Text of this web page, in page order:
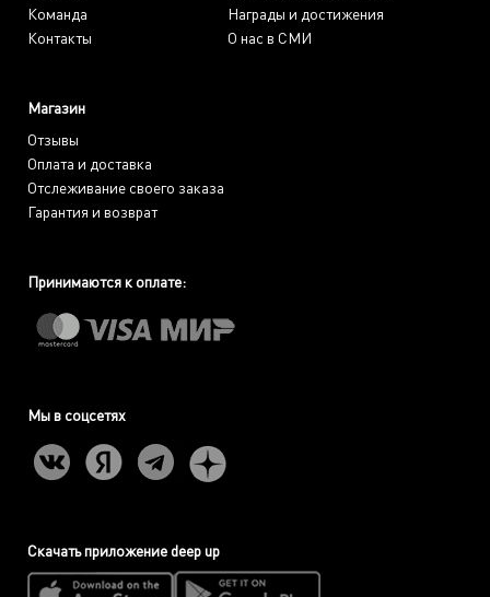
Команда
Контакты
Награды и достижения
О нас в СМИ
Магазин
Отзывы
Оплата и доставка
Отслеживание своего заказа
Гарантия и возврат
Принимаются к оплате:
Мы в соцсетях
Скачать приложение deep up